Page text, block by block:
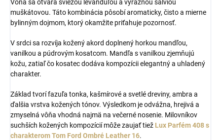
Vôňa sa otvára sviežou levanduľou a výraznou šalviou
muškátovou. Táto kombinácia pôsobí aromaticky, čisto a mierne
bylinným dojmom, ktorý okamžite priťahuje pozornosť.
V srdci sa rozvíja kožený akord doplnený horkou mandľou,
vanilkou a púdrovým kosatcom. Mandľa s vanilkou zjemňujú
kožu, zatiaľ čo kosatec dodáva kompozícii elegantný a uhladený
charakter.
Základ tvorí fazuľa tonka, kašmírové a svetlé dreviny, ambra a
ďalšia vrstva kožených tónov. Výsledkom je odvážna, hrejivá a
zmyselná vôňa vhodná najmä na večerné nosenie. Milovníkov
suchších kožených kompozícií môže zaujať tiež Lux Parfém 408 s
charakterom Tom Ford Ombré Leather 16.